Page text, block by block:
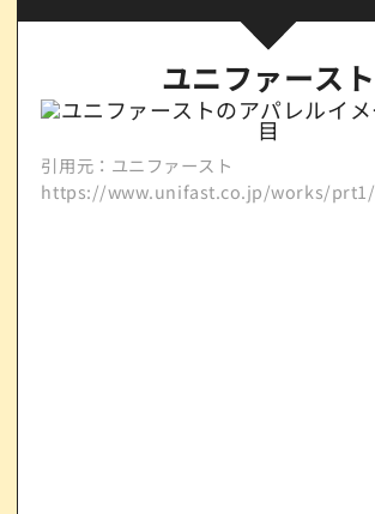
ユニファースト
引用元：ユニファースト
https://www.unifast.co.jp/works/prt1/